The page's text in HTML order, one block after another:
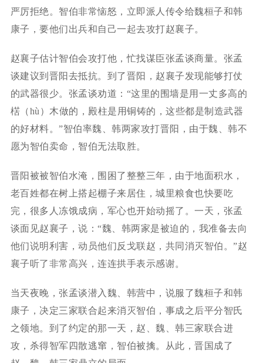
严厉拒绝。智伯非常恼怒，立即派人传令给魏桓子和韩
康子，要他们出兵和自己一起去攻打赵襄子。
赵襄子估计智伯会攻打他，忙找谋臣张孟谈商量。张孟
谈建议到晋阳去抵抗。到了晋阳，赵襄子发现能够打仗
的武器很少。张孟谈劝道：“这里的围墙是用一丈多高的
楛（hù）木做的，殿柱是用铜铸的，这些都是制造武器
的好材料。”智伯率魏、韩两家攻打晋阳，由于魏、韩不
愿为智伯卖命，智伯无法取胜。
晋阳被被智伯水淹，围困了整整三年，由于地面积水，
老百姓都在树上搭起棚子来居住，城里粮食也快要吃
完，很多人冻饿成病，军心也开始动摇了。一天，张孟
谈面见赵襄子，说：“魏、韩两家是被迫的，我准备去向
他们说明利害，动员他们反戈联赵，共同消灭智伯。”赵
襄子听了非常高兴，连连拱手表示感谢。
当天夜晚，张孟谈潜入魏、韩营中，说服了魏桓子和韩
康子，决定三家联合起来消灭智伯，事成之后平分智氏
之领地。到了约定的那一天，赵、魏、韩三家联合进
攻，杀得智军四散逃窜，智伯被擒。从此，晋国成了